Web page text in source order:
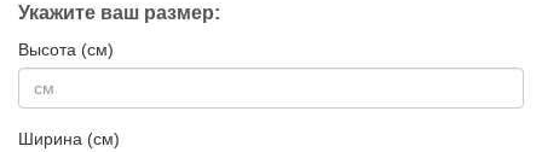
Укажите ваш размер:
Высота (см)
Ширина (см)